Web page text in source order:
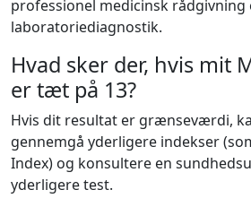
professionel medicinsk rådgivning
laboratoriediagnostik.
Hvad sker der, hvis mit
er tæt på 13?
Hvis dit resultat er grænseværdi,
gennemgå yderligere indekser
Index) og konsultere en
yderligere test.